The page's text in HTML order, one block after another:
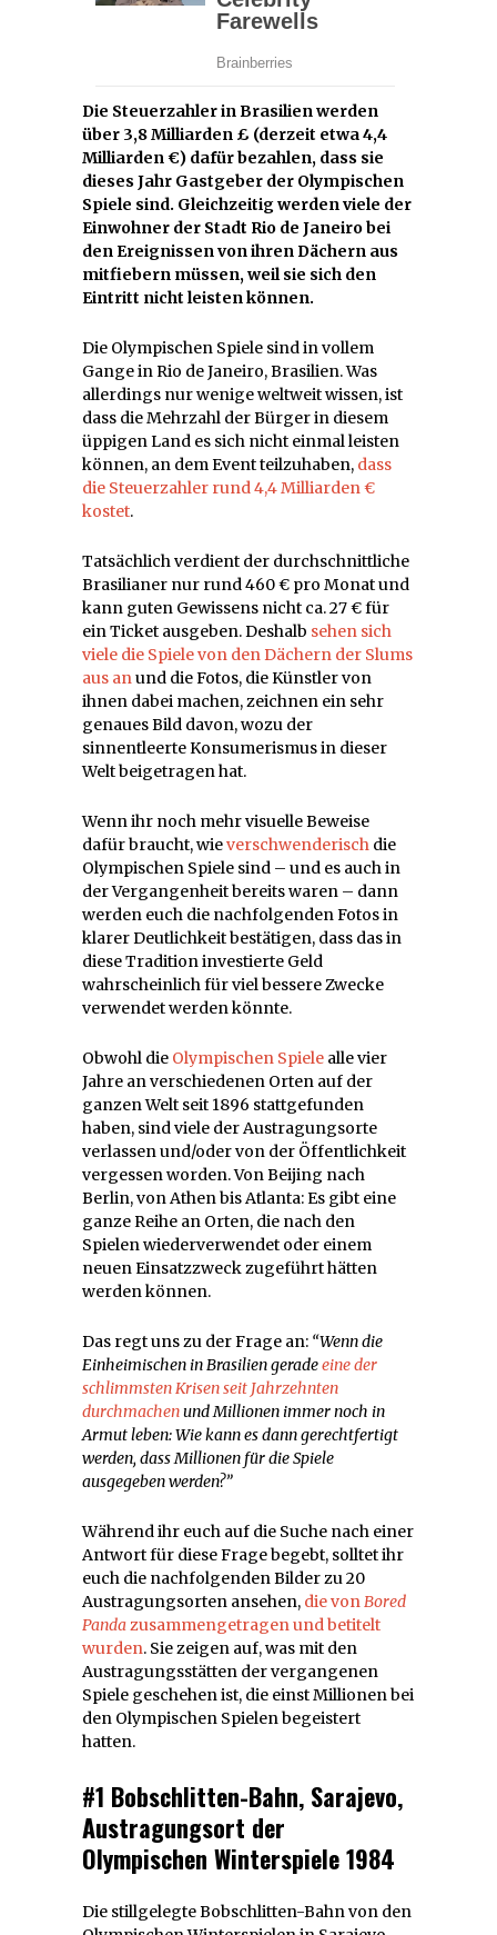
Die Steuerzahler in Brasilien werden
über 3,8 Milliarden £ (derzeit etwa 4,4
Milliarden €) dafür bezahlen, dass sie
dieses Jahr Gastgeber der Olympischen
Spiele sind. Gleichzeitig werden viele der
Einwohner der Stadt Rio de Janeiro bei
den Ereignissen von ihren Dächern aus
mitfiebern müssen, weil sie sich den
Eintritt nicht leisten können.
Die Olympischen Spiele sind in vollem
Gange in Rio de Janeiro, Brasilien. Was
allerdings nur wenige weltweit wissen, ist
dass die Mehrzahl der Bürger in diesem
üppigen Land es sich nicht einmal leisten
können, an dem Event teilzuhaben, dass
die Steuerzahler rund 4,4 Milliarden €
kostet.
Tatsächlich verdient der durchschnittliche
Brasilianer nur rund 460 € pro Monat und
kann guten Gewissens nicht ca. 27 € für
ein Ticket ausgeben. Deshalb sehen sich
viele die Spiele von den Dächern der Slums
aus anund die Fotos, die Künstler von
ihnen dabei machen, zeichnen ein sehr
genaues Bild davon, wozu der
sinnentleerte Konsumerismus in dieser
Welt beigetragen hat.
Wenn ihr noch mehr visuelle Beweise
dafür braucht, wieverschwenderisch die
Olympischen Spiele sind – und es auch in
der Vergangenheit bereits waren – dann
werden euch die nachfolgenden Fotos in
klarer Deutlichkeit bestätigen, dass das in
diese Tradition investierte Geld
wahrscheinlich für viel bessere Zwecke
verwendet werden könnte.
Obwohl die Olympischen Spiele alle vier
Jahre an verschiedenen Orten auf der
ganzen Welt seit 1896 stattgefunden
haben, sind viele der Austragungsorte
verlassen und/oder von der Öffentlichkeit
vergessen worden. Von Beijing nach
Berlin, von Athen bis Atlanta: Es gibt eine
ganze Reihe an Orten, die nach den
Spielen wiederverwendet oder einem
neuen Einsatzzweck zugeführt hätten
werden können.
Das regt uns zu der Frage an: “Wenn die
Einheimischen in Brasilien geradeeine der
schlimmsten Krisen seit Jahrzehnten
durchmachenund Millionen immer noch in
Armut leben: Wie kann es dann gerechtfertigt
werden, dass Millionen für die Spiele
ausgegeben werden?”
Während ihr euch auf die Suche nach einer
Antwort für diese Frage begebt, solltet ihr
euch die nachfolgenden Bilder zu 20
Austragungsorten ansehen, die vonBored
Pandazusammengetragen und betitelt
wurden. Sie zeigen auf, was mit den
Austragungsstätten der vergangenen
Spiele geschehen ist, die einst Millionen bei
den Olympischen Spielen begeistert
hatten.
#1 Bobschlitten-Bahn, Sarajevo,
Austragungsort der
Olympischen Winterspiele 1984
Die stillgelegte Bobschlitten-Bahn von den